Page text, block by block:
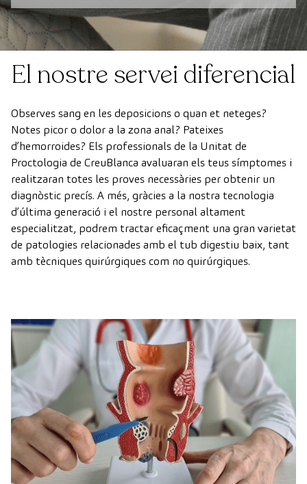
El nostre servei diferencial
Observes sang en les deposicions o quan et neteges?
Notes picor o dolor a la zona anal? Pateixes
d’hemorroides? Els professionals de la Unitat de
Proctologia de CreuBlanca avaluaran els teus símptomes i
realitzaran totes les proves necessàries per obtenir un
diagnòstic precís. A més, gràcies a la nostra tecnologia
d’última generació i el nostre personal altament
especialitzat, podrem tractar eficaçment una gran varietat
de patologies relacionades amb el tub digestiu baix, tant
amb tècniques quirúrgiques com no quirúrgiques.